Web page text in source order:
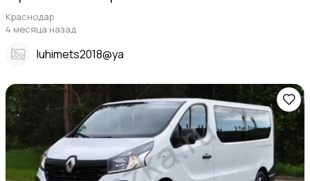
Краснодар
4 месяца назад
Iuhimets2018@ya